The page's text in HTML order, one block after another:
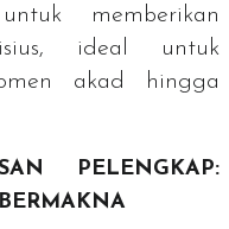
memberikan
ideal untuk
akad hingga
PELENGKAP: